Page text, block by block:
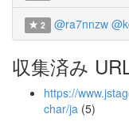
2 @ra7nnzw
収集済み
https://
char/ja (5)